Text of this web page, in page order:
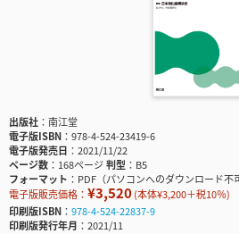
出版社
南江堂
電子版ISBN
978-4-524-23419-6
電子版発売日
2021/11/22
ページ数
168ページ判型
B5
フォーマット
PDF（パソコンへのダウンロード不
電子版販売価格： ¥3,520(本体¥3,200＋税10％)
印刷版ISBN
978-4-524-22837-9
印刷版発行年月
2021/11